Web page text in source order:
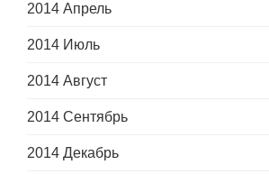
2014 Апрель
2014 Июль
2014 Август
2014 Сентябрь
2014 Декабрь